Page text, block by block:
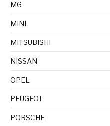
MG
MINI
MITSUBISHI
NISSAN
OPEL
PEUGEOT
PORSCHE